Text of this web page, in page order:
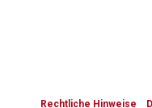
Rechtliche Hinweise